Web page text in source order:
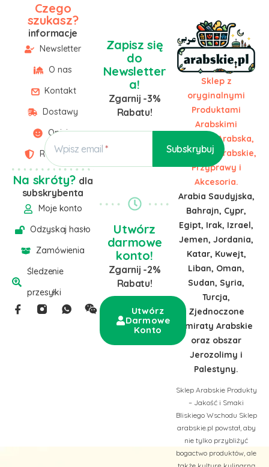
Czego
szukasz?
informacje
Newsletter
O nas
Kontakt
Dostawy
Opinie
Regulamin
Na skróty? dla
subskrybenta
Moje konto
Odzyskaj hasło
Zamówienia
Śledzenie
przesyłki
Sklep z
oryginalnymi
Produktami
Arabskimi
Żywność Arabska,
Słodycze Arabskie,
Przyprawy i
Akcesoria.
Arabia Saudyjska,
Bahrajn, Cypr,
Egipt, Irak, Izrael,
Jemen, Jordania,
Katar, Kuwejt,
Liban, Oman,
Sudan, Syria,
Turcja,
Zjednoczone
Emiraty Arabskie
oraz obszar
Jerozolimy i
Palestyny.
Sklep Arabskie Produkty
– Jakość i Smaki
Bliskiego Wschodu Sklep
arabskie.pl powstał, aby
nie tylko przybliżyć
bogactwo produktów, ale
Zapisz się
do
Newsletter
a!
Zgarnij -3%
Rabatu!
Wpisz email
Utwórz
darmowe
konto!
Zgarnij -2%
Rabatu!
Utwórz
Darmowe
Konto